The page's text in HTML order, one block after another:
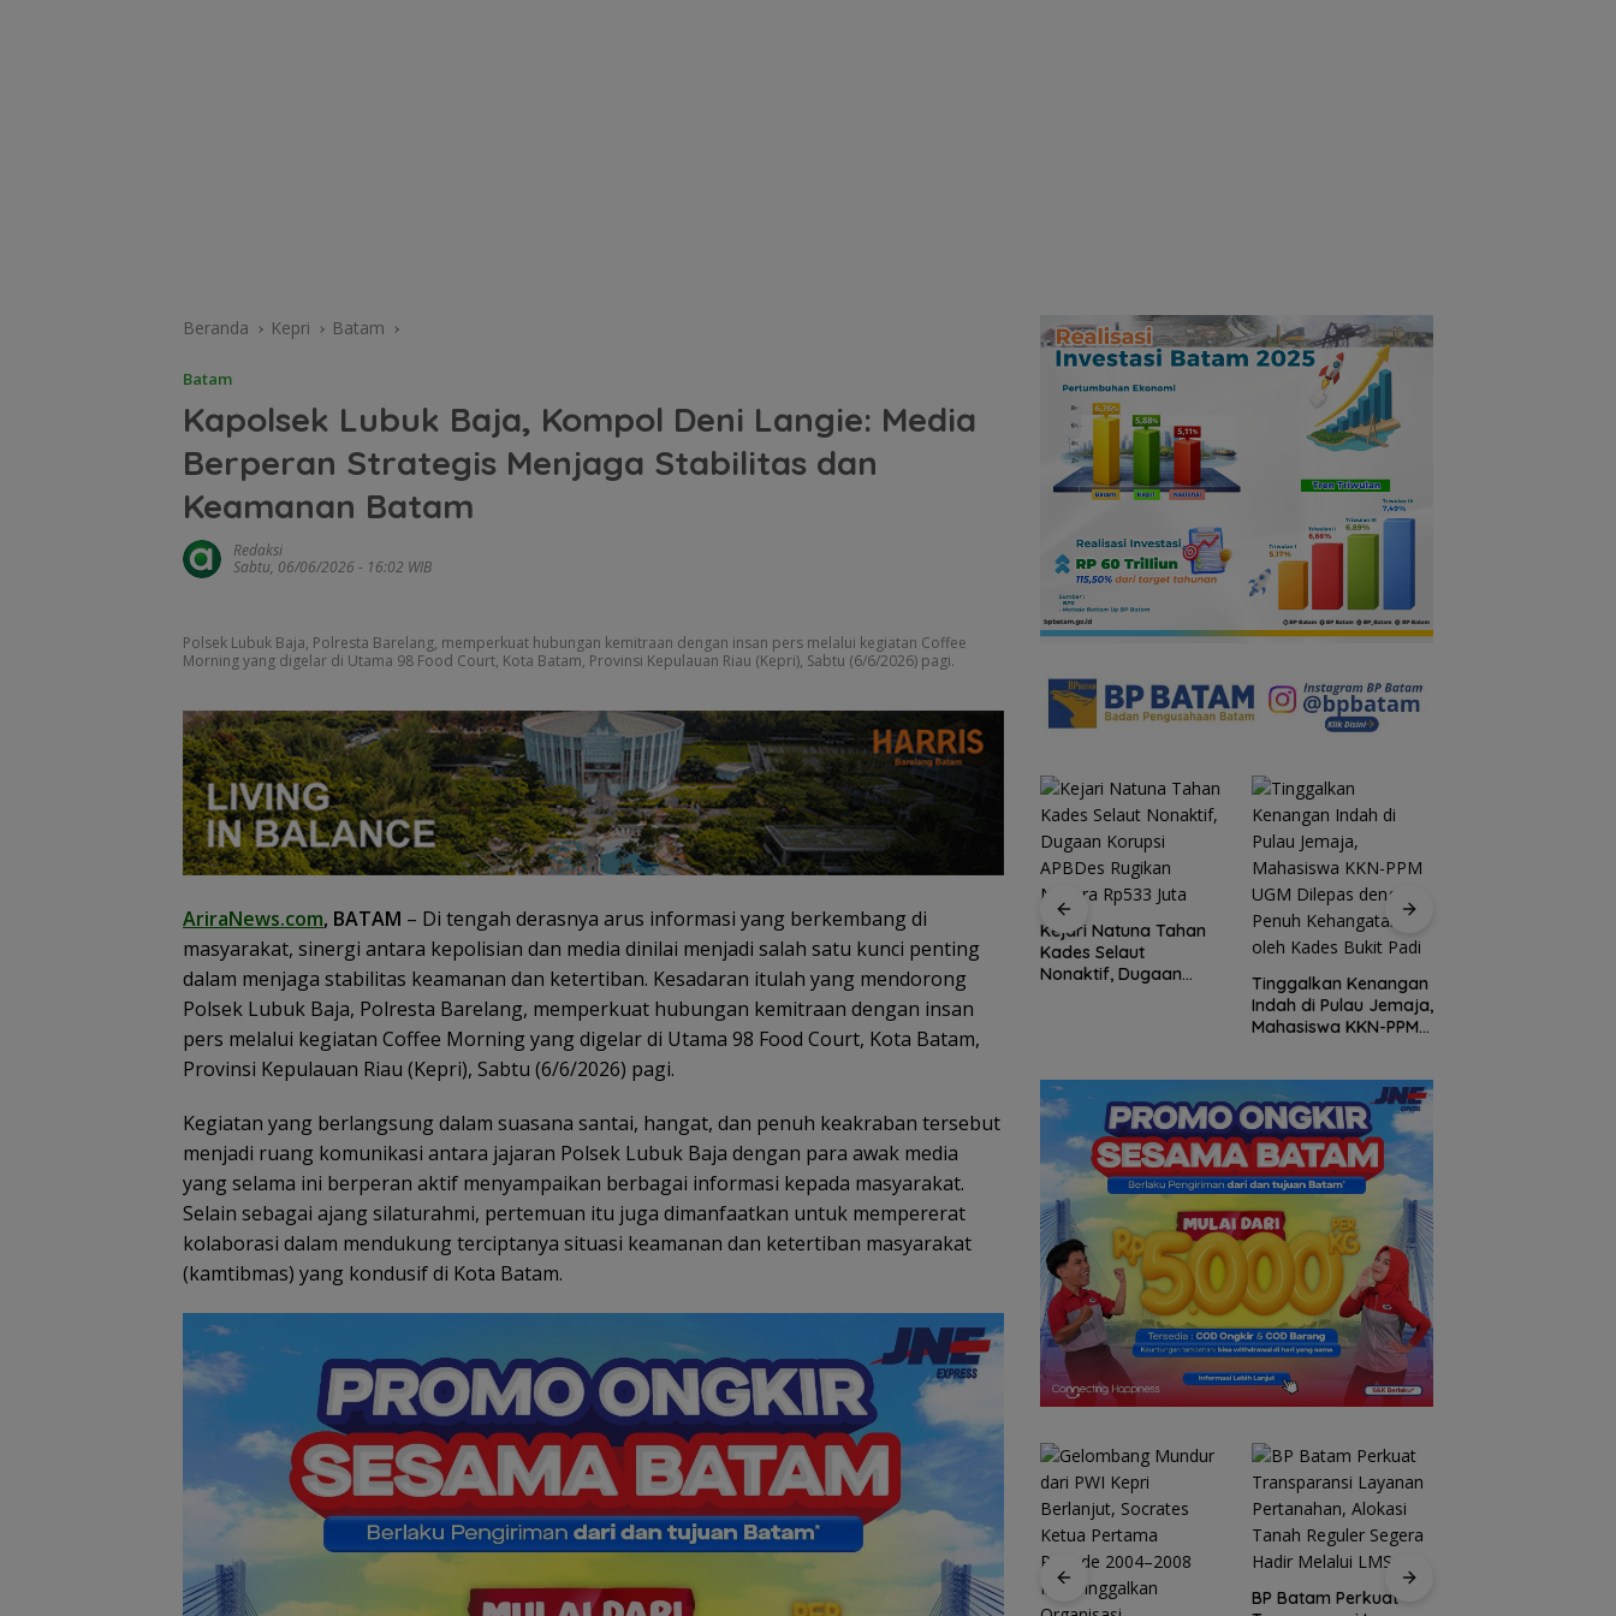
Beranda Kepri Batam
Batam
Kapolsek Lubuk Baja, Kompol Deni Langie: Media
Berperan Strategis Menjaga Stabilitas dan
Keamanan Batam
Redaksi
Sabtu, 06/06/2026 - 16:02 WIB
Polsek Lubuk Baja, Polresta Barelang, memperkuat hubungan kemitraan dengan insan pers melalui kegiatan Coffee
Morning yang digelar di Utama 98 Food Court, Kota Batam, Provinsi Kepulauan Riau (Kepri), Sabtu (6/6/2026) pagi.
AriraNews.com, BATAM – Di tengah derasnya arus informasi yang berkembang di
masyarakat, sinergi antara kepolisian dan media dinilai menjadi salah satu kunci penting
dalam menjaga stabilitas keamanan dan ketertiban. Kesadaran itulah yang mendorong
Polsek Lubuk Baja, Polresta Barelang, memperkuat hubungan kemitraan dengan insan
pers melalui kegiatan Coffee Morning yang digelar di Utama 98 Food Court, Kota Batam,
Provinsi Kepulauan Riau (Kepri), Sabtu (6/6/2026) pagi.
Kegiatan yang berlangsung dalam suasana santai, hangat, dan penuh keakraban tersebut
menjadi ruang komunikasi antara jajaran Polsek Lubuk Baja dengan para awak media
yang selama ini berperan aktif menyampaikan berbagai informasi kepada masyarakat.
Selain sebagai ajang silaturahmi, pertemuan itu juga dimanfaatkan untuk mempererat
kolaborasi dalam mendukung terciptanya situasi keamanan dan ketertiban masyarakat
(kamtibmas) yang kondusif di Kota Batam.
BP Batam Perkuat
Transparansi Layanan
Pertanahan, Alokasi
Hadir Melalui LMS
Stop Penyelidikan,
Polsek Lubuk Baja
Tegaskan Kasus Anak
Asuh
Malaysia Bakal
Jelajahi Batam dalam
Family Rally Wisata
Season 3
Kejari Natuna Tahan
Kades Selaut
Nonaktif, Dugaan
Tinggalkan Kenangan
Indah di Pulau Jemaja,
Mahasiswa KKN-PPM
oleh Kades Bukit Padi
Pemko Batam
Rotasi 311 ASN Jadi
Ratusan Wisatawan
Malaysia Bakal
Jelajahi Batam dalam
BP Batam Perkuat